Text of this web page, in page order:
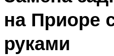
на Приоре
руками